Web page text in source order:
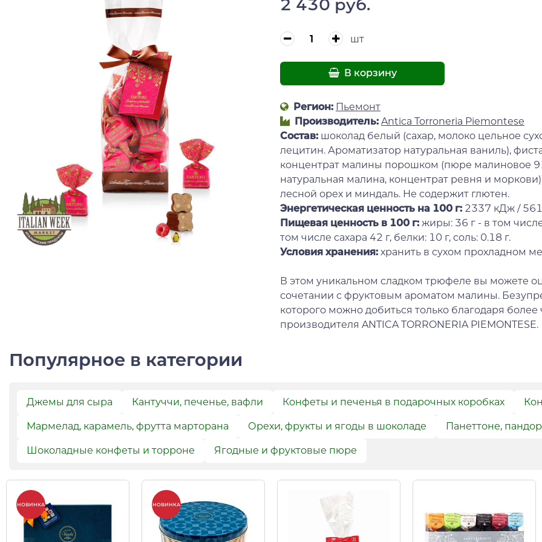
2 430 руб.
шт
В корзину
Регион: Пьемонт
Производитель: Antica Torroneria Piemontese
Состав: шоколад белый (сахар, молоко цельное
лецитин. Ароматизатор натуральная ваниль),
концентрат малины порошком (пюре малиновое
натуральная малина, концентрат ревня и
лесной орех и миндаль. Не содержит глютен.
Энергетическая ценность на 100 г: 2337 кДж / 561
Пищевая ценность в 100 г: жиры: 36 г - в том
том числе сахара 42 г, белки: 10 г, соль: 0.18 г.
Условия хранения: хранить в сухом прохладном
В этом уникальном сладком трюфеле вы можете
сочетании с фруктовым ароматом малины.
которого можно добиться только благодаря
производителя ANTICA TORRONERIA PIEMONTESE.
Популярное в категории
Джемы для сыра Кантуччи, печенье, вафли Конфеты и печенья в подарочных коробках
Мармелад, карамель, фрутта марторана Орехи, фрукты и ягоды в шоколаде Панеттоне,
Шоколадные конфеты и торроне Ягодные и фруктовые пюре
НОВИНКА НОВИНКА